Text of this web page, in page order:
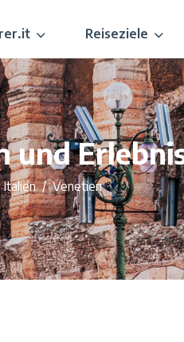
Reiseziele
und
Italien Venetien